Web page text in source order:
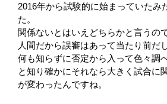
2016年から試験的に始まっていた
た。
関係ないとはいえどちらかと言うの
人間だから誤審はあって当たり前だ
何も知らずに否定から入って色々調
と知り確かにそれなら大きく試合に
が変わったんですね。